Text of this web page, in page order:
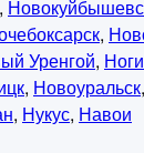
,
,
Уренгой,
, Новоуральск,
, Нукус, Навои